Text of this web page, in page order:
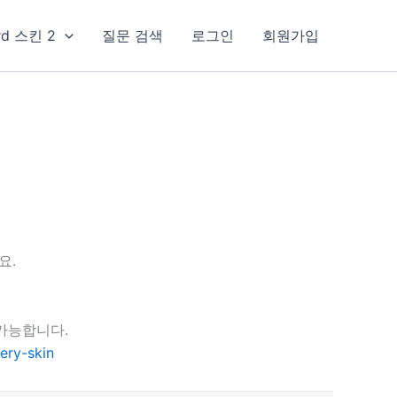
스킨 2 질문 검색 로그인 회원가입
.
능합니다.
skin